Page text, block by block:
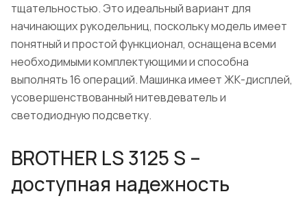
тщательностью. Это идеальный вариант для
начинающих рукодельниц, поскольку модель имеет
понятный и простой функционал, оснащена всеми
необходимыми комплектующими и способна
выполнять 16 операций. Машинка имеет ЖК-дисплей,
усовершенствованный нитевдеватель и
светодиодную подсветку.
BROTHER LS 3125 S –
доступная надежность